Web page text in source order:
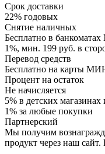
Срок доставки
22% годовых
Снятие наличных
Бесплатно в
1%, мин. 199 руб. в
Перевод средств
Бесплатно на карты
Процент на остаток
Не начисляется
5% в детских магазинах
1% за любые покупки
Партнерский
Мы получим
продукт через наш